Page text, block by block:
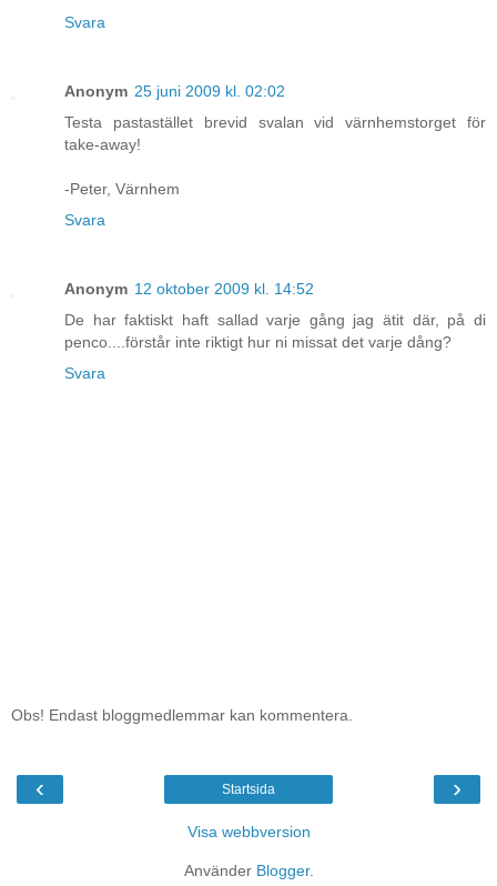
Svara
Anonym 25 juni 2009 kl. 02:02
Testa pastastället brevid svalan vid värnhemstorget för
take-away!
-Peter, Värnhem
Svara
Anonym 12 oktober 2009 kl. 14:52
De har faktiskt haft sallad varje gång jag ätit där, på di
penco....förstår inte riktigt hur ni missat det varje dång?
Svara
Obs! Endast bloggmedlemmar kan kommentera.
‹ ›
Startsida
Visa webbversion
Använder Blogger.